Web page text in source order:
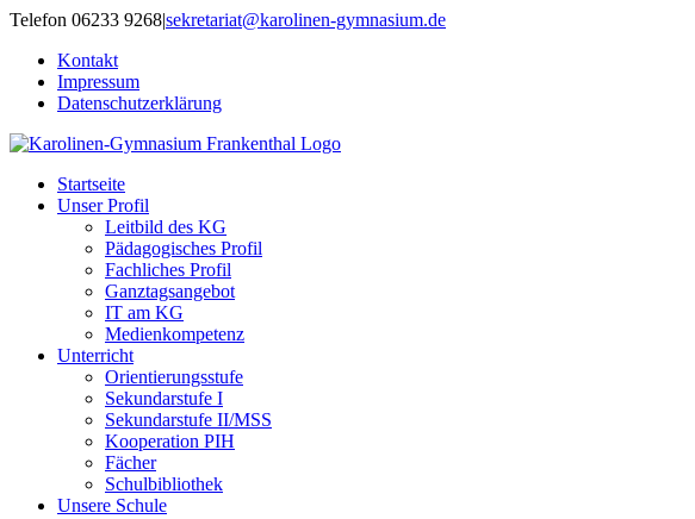
Zum
springen
Telefon 06233 9268|sekretariat@karolinen-gymnasium.de
Kontakt
Impressum
Datenschutzerklärung
Startseite
Unser Profil
Leitbild des KG
Pädagogisches Profil
Fachliches Profil
Ganztagsangebot
IT am KG
Medienkompetenz
Unterricht
Orientierungsstufe
Sekundarstufe I
Sekundarstufe II/MSS
Kooperation PIH
Fächer
Schulbibliothek
Unsere Schule